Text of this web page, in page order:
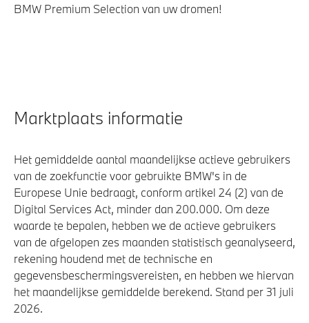
BMW Premium Selection van uw dromen!
Marktplaats informatie
Het gemiddelde aantal maandelijkse actieve gebruikers
van de zoekfunctie voor gebruikte BMW's in de
Europese Unie bedraagt, conform artikel 24 (2) van de
Digital Services Act, minder dan 200.000. Om deze
waarde te bepalen, hebben we de actieve gebruikers
van de afgelopen zes maanden statistisch geanalyseerd,
rekening houdend met de technische en
gegevensbeschermingsvereisten, en hebben we hiervan
het maandelijkse gemiddelde berekend. Stand per 31 juli
2026.